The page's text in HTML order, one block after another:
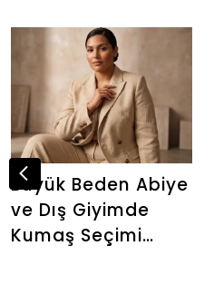
Büyük Beden Abiye
ve Dış Giyimde
Kumaş Seçimi